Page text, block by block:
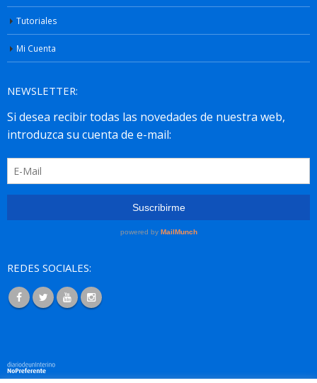
Tutoriales
Mi Cuenta
NEWSLETTER:
REDES SOCIALES: